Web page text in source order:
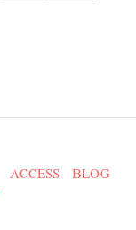
ACCESS
BLOG